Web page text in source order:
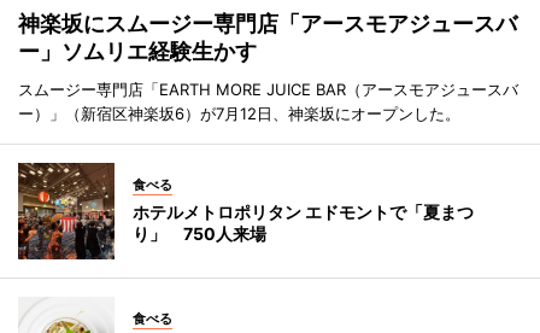
神楽坂にスムージー専門店「アースモアジュースバ
ー」ソムリエ経験生かす
スムージー専門店「EARTH MORE JUICE BAR（アースモアジュースバ
ー）」（新宿区神楽坂6）が7月12日、神楽坂にオープンした。
食べる
ホテルメトロポリタン エドモントで「夏まつ
り」 750人来場
食べる